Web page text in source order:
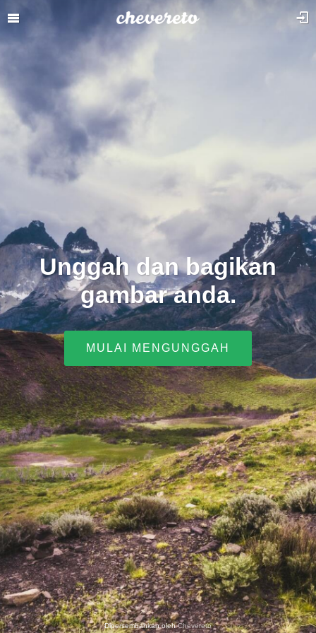
Unggah dan bagikan
gambar anda.
MULAI MENGUNGGAH
Dipersembahkan olehChevereto